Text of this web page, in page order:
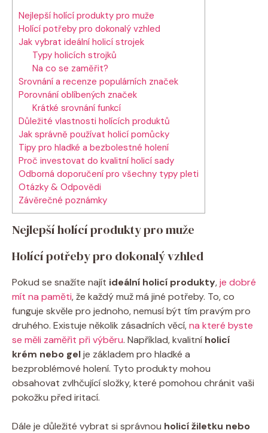
Nejlepší holící produkty pro muže
Holící potřeby pro dokonalý vzhled
Jak vybrat ideální holicí strojek
Typy holicích strojků
Na co se zaměřit?
Srovnání a recenze populárních značek
Porovnání oblíbených značek
Krátké srovnání funkcí
Důležité vlastnosti holících produktů
Jak správně používat holicí pomůcky
Tipy pro hladké a bezbolestné holení
Proč investovat do kvalitní holicí sady
Odborná doporučení pro všechny typy pleti
Otázky & Odpovědi
Závěrečné poznámky
Nejlepší holící produkty pro muže
Holící potřeby pro dokonalý vzhled
Pokud se snažíte najít ideální holicí produkty,je dobré
mít na paměti, že každý muž má jiné potřeby. To, co
funguje skvěle pro jednoho, nemusí být tím pravým pro
druhého. Existuje několik zásadních věcí,na které byste
se měli zaměřit při výběru. Například, kvalitní holicí
krém nebo gelje základem pro hladké a
bezproblémové holení. Tyto produkty mohou
obsahovat zvlhčující složky, které pomohou chránit vaši
pokožku před iritací.
Dále je důležité vybrat si správnou holicí žiletku nebo